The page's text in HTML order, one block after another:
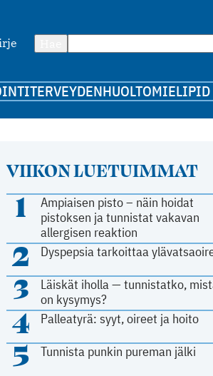
TERVEYDENHUOLTOMIELIPIDE
VIIKON LUETUIMMAT
1
Ampiaisen pisto – näin hoidat
pistoksen ja tunnistat vakavan
allergisen reaktion
2 Dyspepsia tarkoittaa
3
Läiskät iholla — tunnistatko,
on kysymys?
4 Palleatyrä: syyt, oireet ja hoito
5 Tunnista punkin pureman jälki